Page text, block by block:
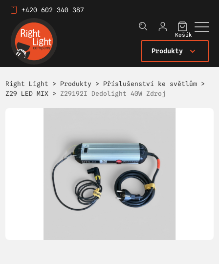
+420 602 340 387
Produkty
Košík
Right Light > Produkty > Příslušenství ke světlům >
Z29 LED MIX > Z29192I Dedolight 40W Zdroj